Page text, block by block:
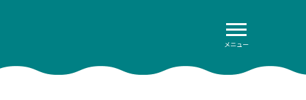
メニュー